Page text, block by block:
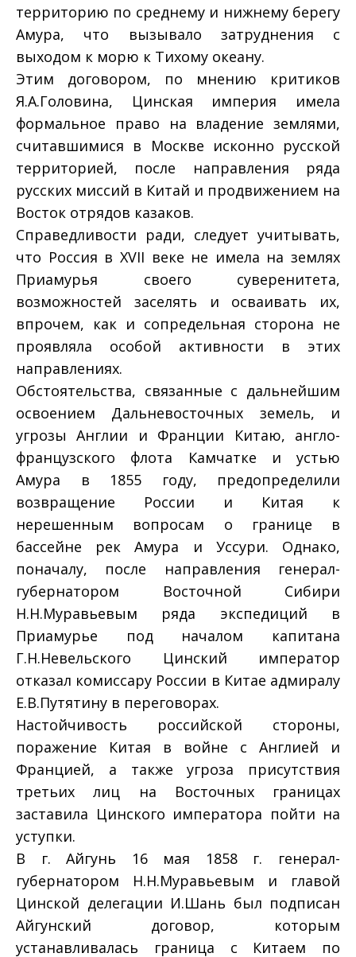
территорию по среднему и нижнему берегу
Амура, что вызывало затруднения с
выходом к морю к Тихому океану.
Этим договором, по мнению критиков
Я.А.Головина, Цинская империя имела
формальное право на владение землями,
считавшимися в Москве исконно русской
территорией, после направления ряда
русских миссий в Китай и продвижением на
Восток отрядов казаков.
Справедливости ради, следует учитывать,
что Россия в XVII веке не имела на землях
Приамурья своего суверенитета,
возможностей заселять и осваивать их,
впрочем, как и сопредельная сторона не
проявляла особой активности в этих
направлениях.
Обстоятельства, связанные с дальнейшим
освоением Дальневосточных земель, и
угрозы Англии и Франции Китаю, англо-
французского флота Камчатке и устью
Амура в 1855 году, предопределили
возвращение России и Китая к
нерешенным вопросам о границе в
бассейне рек Амура и Уссури. Однако,
поначалу, после направления генерал-
губернатором Восточной Сибири
Н.Н.Муравьевым ряда экспедиций в
Приамурье под началом капитана
Г.Н.Невельского Цинский император
отказал комиссару России в Китае адмиралу
Е.В.Путятину в переговорах.
Настойчивость российской стороны,
поражение Китая в войне с Англией и
Францией, а также угроза присутствия
третьих лиц на Восточных границах
заставила Цинского императора пойти на
уступки.
В г. Айгунь 16 мая 1858 г. генерал-
губернатором Н.Н.Муравьевым и главой
Цинской делегации И.Шань был подписан
Айгунский договор, которым
устанавливалась граница с Китаем по